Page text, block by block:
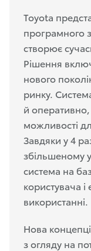
Toyota
програмного
створює
Рішення
нового
ринку.
й
можливості
Завдяки у 4
збільшеному у
система на
користувача
використанні.
Нова
з огляду на